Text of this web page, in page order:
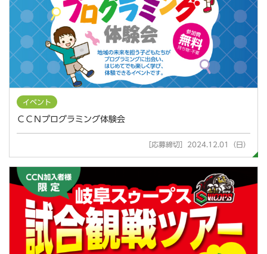
イベント
ＣＣＮプログラミング体験会
［応募締切］2024.12.01（日）